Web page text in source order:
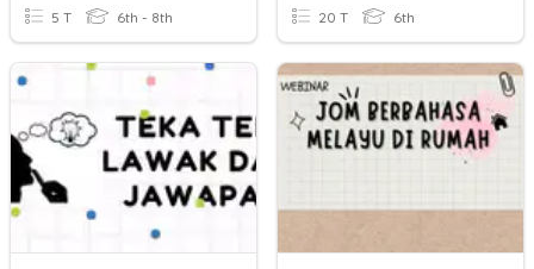
5 T 6th - 8th 20 T 6th